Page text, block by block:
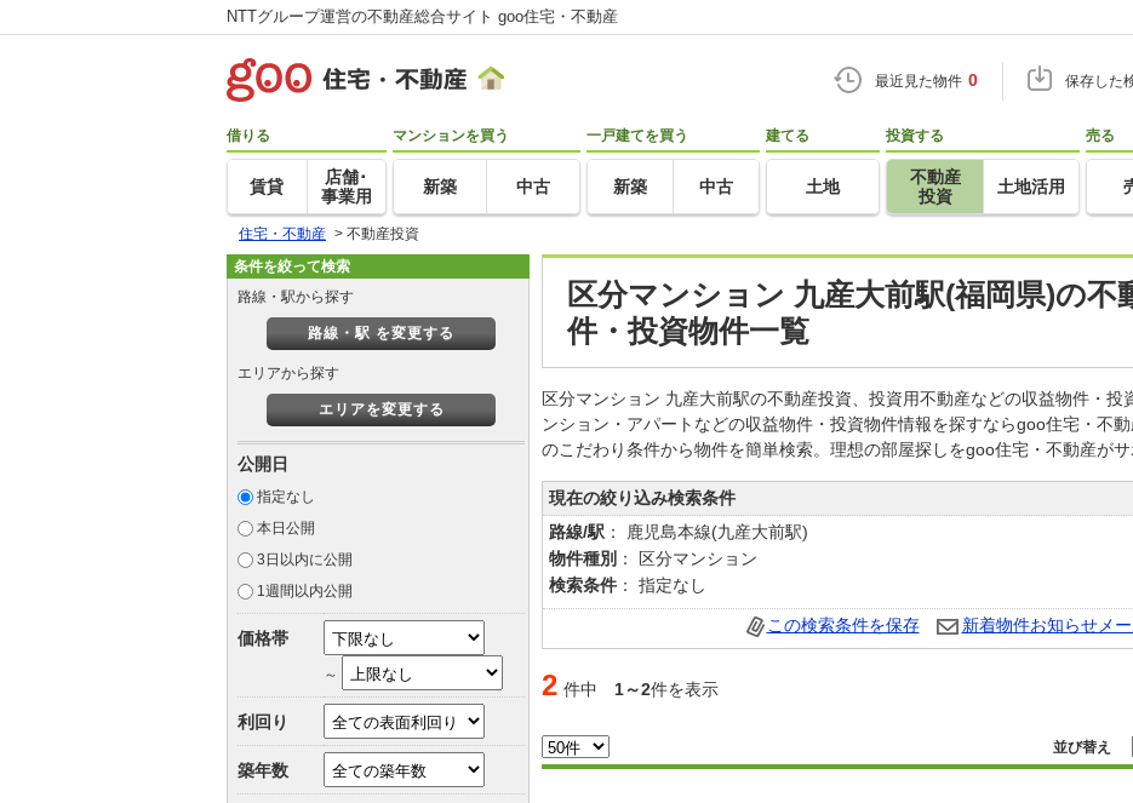
NTTグループ運営の不動産総合サイト goo住宅・不動産
最近見た物件 0 保存した
借りる
賃貸
店舗･
事業用
マンションを買う
新築 中古
一戸建てを買う
新築 中古
建てる
土地
投資する
不動産
投資
土地活用
売る
住宅・不動産 > 不動産投資
区分マンション 九産大前駅(福岡県)の不
件・投資物件一覧
区分マンション 九産大前駅の不動産投資、投資用不動産などの収益物件・投
ンション・アパートなどの収益物件・投資物件情報を探すならgoo住宅・不
のこだわり条件から物件を簡単検索。理想の部屋探しをgoo住宅・不動産がサ
現在の絞り込み検索条件
路線/駅 ： 鹿児島本線(九産大前駅)
物件種別 ： 区分マンション
検索条件 ： 指定なし
この検索条件を保存 新着物件お知らせメ
2 件中 1～2件を表示
並び替え
条件を絞って検索
路線・駅から探す
路線・駅 を変更する
エリアから探す
エリアを変更する
公開日
指定なし
本日公開
3日以内に公開
1週間以内公開
価格帯
～
利回り
築年数